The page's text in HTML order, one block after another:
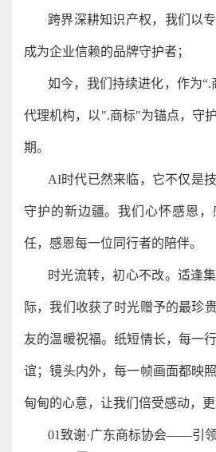
跨界深耕知识产权，我们以
成为企业信赖的品牌守护者；
如今，我们持续进化，作为“.
代理机构，以".商标"为锚点，守
期。
AI时代已然来临，它不仅是
守护的新边疆。我们心怀感恩
任，感恩每一位同行者的陪伴。
时光流转，初心不改。适逢
际，我们收获了时光赠予的最
友的温暖祝福。纸短情长，每一
谊；镜头内外，每一帧画面都映
甸甸的心意，让我们倍受感动，更
01致谢·广东商标协会——引